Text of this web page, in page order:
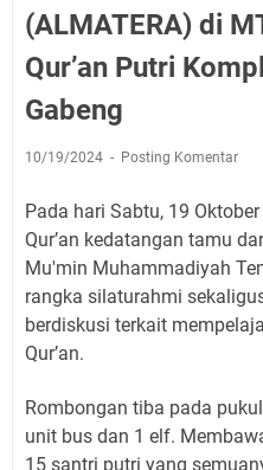
(ALMATERA) di
Qur’an Putri
Gabeng
10/19/2024 Posting Komentar
Pada hari Sabtu, 19
Qur’an kedatangan tamu
Mu'min Muhammadiyah
rangka silaturahmi
berdiskusi terkait
Qur’an.
Rombongan tiba pada
unit bus dan 1 elf.
15 santri putri yang